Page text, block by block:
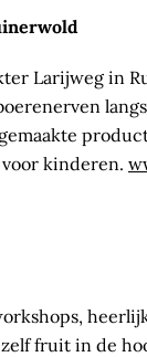
Larijweg in
kinderen.
fruit in de